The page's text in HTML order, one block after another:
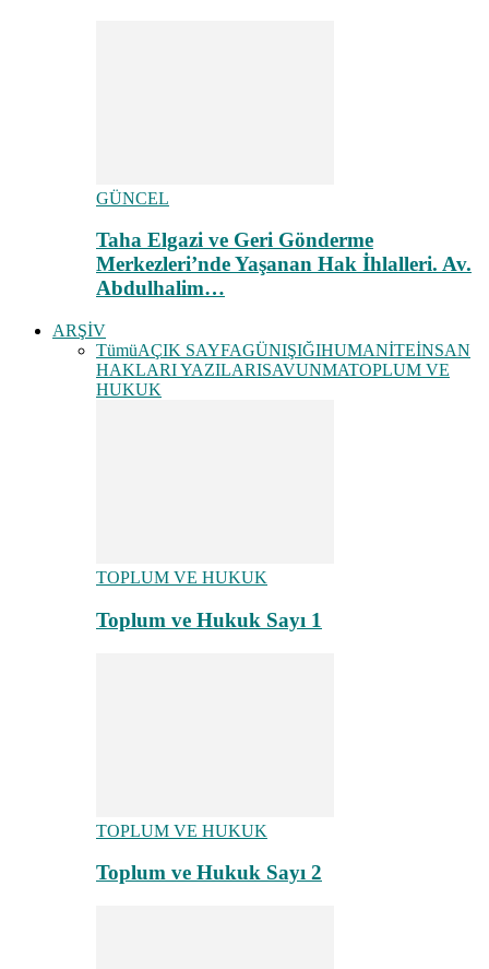
GÜNCEL
Taha Elgazi ve Geri Gönderme
Merkezleri’nde Yaşanan Hak İhlalleri. Av.
Abdulhalim…
ARŞİV
TümüAÇIK SAYFAGÜNIŞIĞIHUMANİTEİNSAN
HAKLARI YAZILARISAVUNMATOPLUM VE
HUKUK
TOPLUM VE HUKUK
Toplum ve Hukuk Sayı 1
TOPLUM VE HUKUK
Toplum ve Hukuk Sayı 2